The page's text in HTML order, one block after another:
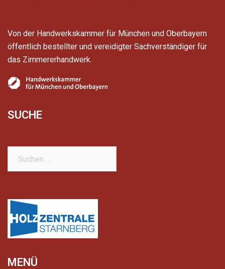
Von der Handwerkskammer für München und Oberbayern
öffentlich bestellter und vereidigter Sachverständiger für
das Zimmererhandwerk.
SUCHE
nach:
MENÜ